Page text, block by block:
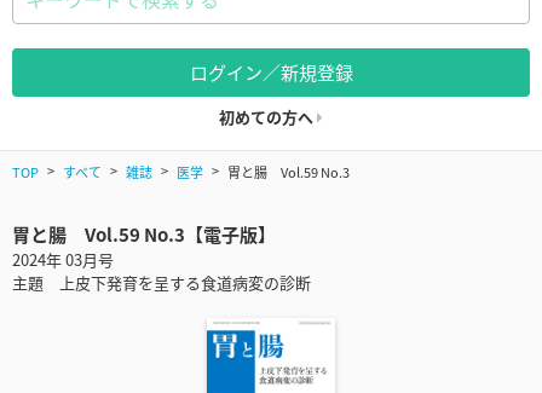
ログイン／新規登録
初めての方へ
TOP すべて 雑誌 医学 胃と腸 Vol.59 No.3
胃と腸 Vol.59 No.3【電子版】
2024年 03月号
主題 上皮下発育を呈する食道病変の診断